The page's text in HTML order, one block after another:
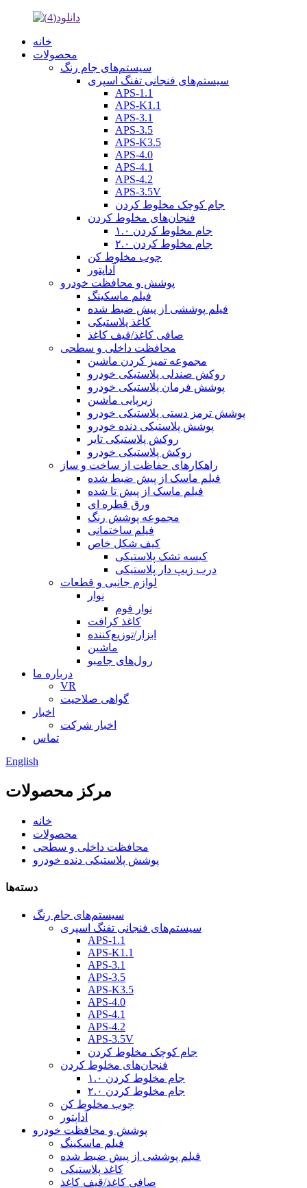
خانه
محصولات
سیستم‌های جام رنگ
سیستم‌های فنجانی تفنگ اسپری
APS-1.1
APS-K1.1
APS-3.1
APS-3.5
APS-K3.5
APS-4.0
APS-4.1
APS-4.2
APS-3.5V
جام کوچک مخلوط کردن
فنجان‌های مخلوط کردن
جام مخلوط کردن ۱.۰
جام مخلوط کردن ۲.۰
چوب مخلوط کن
آداپتور
پوشش و محافظت خودرو
فیلم ماسکینگ
فیلم پوششی از پیش ضبط شده
کاغذ پلاستیکی
صافی کاغذ/قیف کاغذ
محافظت داخلی و سطحی
مجموعه تمیز کردن ماشین
روکش صندلی پلاستیکی خودرو
پوشش فرمان پلاستیکی خودرو
زیرپایی ماشین
پوشش ترمز دستی پلاستیکی خودرو
پوشش پلاستیکی دنده خودرو
روکش پلاستیکی تایر
روکش پلاستیکی خودرو
راهکارهای حفاظت از ساخت و ساز
فیلم ماسک از پیش ضبط شده
فیلم ماسک از پیش تا شده
ورق قطره ای
مجموعه پوشش رنگ
فیلم ساختمانی
کیف شکل خاص
کیسه تشک پلاستیکی
درب زیپ دار پلاستیکی
لوازم جانبی و قطعات
نوار
نوار فوم
کاغذ کرافت
ابزار/توزیع‌کننده
ماشین
رول‌های جامبو
درباره ما
VR
گواهی صلاحیت
اخبار
اخبار شرکت
تماس
English
مرکز محصولات
خانه
محصولات
محافظت داخلی و سطحی
پوشش پلاستیکی دنده خودرو
دسته‌ها
سیستم‌های جام رنگ
سیستم‌های فنجانی تفنگ اسپری
APS-1.1
APS-K1.1
APS-3.1
APS-3.5
APS-K3.5
APS-4.0
APS-4.1
APS-4.2
APS-3.5V
جام کوچک مخلوط کردن
فنجان‌های مخلوط کردن
جام مخلوط کردن ۱.۰
جام مخلوط کردن ۲.۰
چوب مخلوط کن
آداپتور
پوشش و محافظت خودرو
فیلم ماسکینگ
فیلم پوششی از پیش ضبط شده
کاغذ پلاستیکی
صافی کاغذ/قیف کاغذ